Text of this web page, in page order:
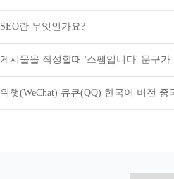
SEO란 무엇인가요?
게시물을 작성할때 '스팸입니다' 문구가
위챗(WeChat) 큐큐(QQ) 한국어 버전 중